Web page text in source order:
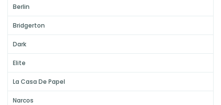
Berlin
Bridgerton
Dark
Elite
La Casa De Papel
Narcos